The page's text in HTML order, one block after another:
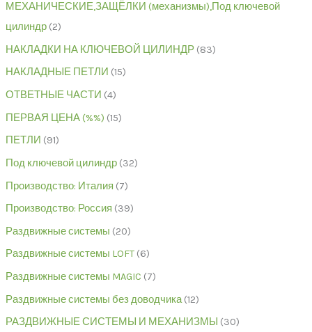
МЕХАНИЧЕСКИЕ,ЗАЩЁЛКИ (механизмы),Под ключевой
цилиндр 2
НАКЛАДКИ НА КЛЮЧЕВОЙ ЦИЛИНДР 83
НАКЛАДНЫЕ ПЕТЛИ 15
ОТВЕТНЫЕ ЧАСТИ 4
ПЕРВАЯ ЦЕНА (%%) 15
ПЕТЛИ 91
Под ключевой цилиндр 32
Производство: Италия 7
Производство: Россия 39
Раздвижные системы 20
Раздвижные системы LOFT 6
Раздвижные системы MAGIC 7
Раздвижные системы без доводчика 12
РАЗДВИЖНЫЕ СИСТЕМЫ И МЕХАНИЗМЫ
30